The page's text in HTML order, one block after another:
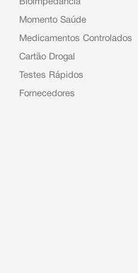
Bioimpedância
Momento Saúde
Medicamentos Controlados
Cartão Drogal
Testes Rápidos
Fornecedores